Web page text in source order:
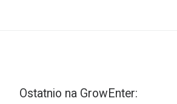
Ostatnio na GrowEnter: